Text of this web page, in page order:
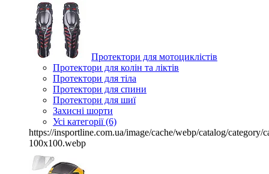
Протектори для мотоциклістів
Протектори для колін та ліктів
Протектори для тіла
Протектори для спини
Протектори для шиї
Захисні шорти
Усі категорії (6)
https://insportline.com.ua/image/cache/webp/catalog/category/
100x100.webp